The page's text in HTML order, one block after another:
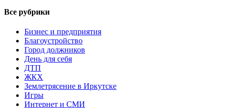
Все рубрики
Бизнес и предприятия
Благоустройство
Город должников
День для себя
ДТП
ЖКХ
Землетрясение в Иркутске
Игры
Интернет и СМИ